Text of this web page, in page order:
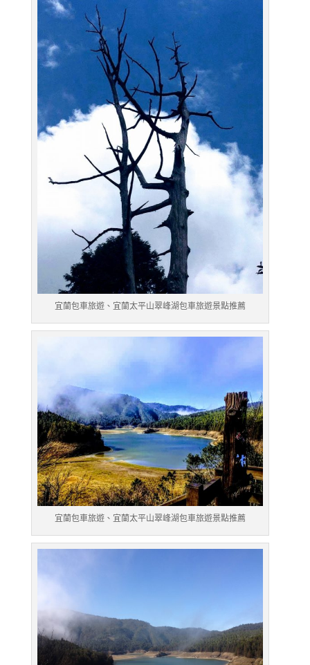
宜蘭包車旅遊、宜蘭太平山翠峰湖包車旅遊景點推薦
宜蘭包車旅遊、宜蘭太平山翠峰湖包車旅遊景點推薦